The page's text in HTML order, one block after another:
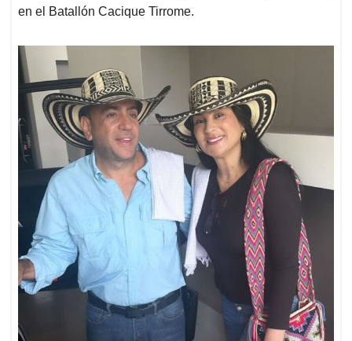
en el Batallón Cacique Tirrome.